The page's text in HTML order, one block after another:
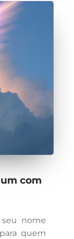
com
nome
quem